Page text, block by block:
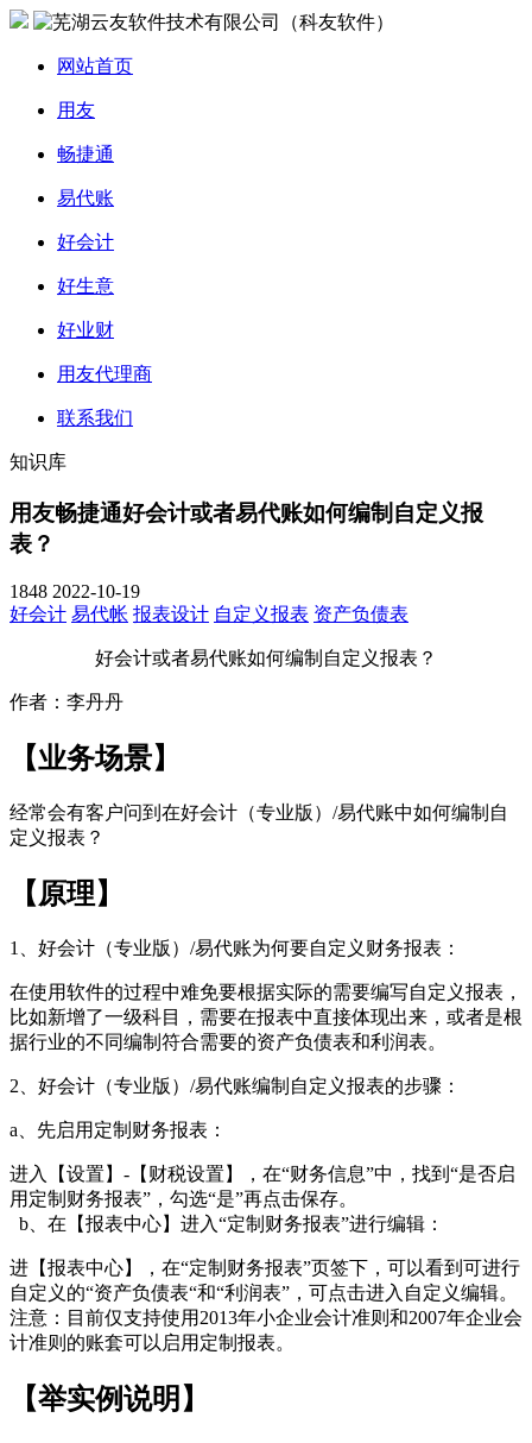
网站首页
用友
畅捷通
易代账
好会计
好生意
好业财
用友代理商
联系我们
知识库
用友畅捷通好会计或者易代账如何编制自定义报
表？
1848 2022-10-19
好会计 易代帐 报表设计 自定义报表 资产负债表
好会计或者易代账如何编制自定义报表？
作者：李丹丹
【业务场景】
经常会有客户问到在好会计（专业版）/易代账中如何编制自
定义报表？
【原理】
1、好会计（专业版）/易代账为何要自定义财务报表：
在使用软件的过程中难免要根据实际的需要编写自定义报表，
比如新增了一级科目，需要在报表中直接体现出来，或者是根
据行业的不同编制符合需要的资产负债表和利润表。
2、好会计（专业版）/易代账编制自定义报表的步骤：
a、先启用定制财务报表：
进入【设置】-【财税设置】，在“财务信息”中，找到“是否启
用定制财务报表”，勾选“是”再点击保存。
b、在【报表中心】进入“定制财务报表”进行编辑：
进【报表中心】，在“定制财务报表”页签下，可以看到可进行
自定义的“资产负债表“和“利润表”，可点击进入自定义编辑。
注意：目前仅支持使用2013年小企业会计准则和2007年企业会
计准则的账套可以启用定制报表。
【举实例说明】